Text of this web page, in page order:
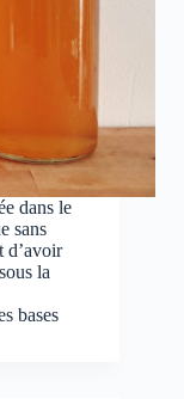
dans le
sans
d’avoir
la
bases